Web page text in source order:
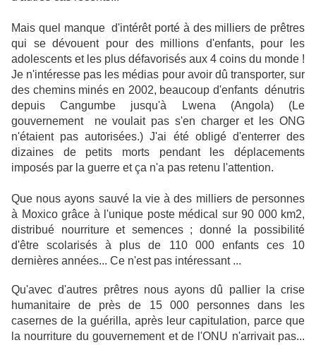
Mais quel manque d'intérêt porté à des milliers de prêtres
qui se dévouent pour des millions d'enfants, pour les
adolescents et les plus défavorisés aux 4 coins du monde !
Je n'intéresse pas les médias pour avoir dû transporter, sur
des chemins minés en 2002, beaucoup d'enfants dénutris
depuis Cangumbe jusqu'à Lwena (Angola) (Le
gouvernement ne voulait pas s'en charger et les ONG
n'étaient pas autorisées.) J'ai été obligé d'enterrer des
dizaines de petits morts pendant les déplacements
imposés par la guerre et ça n'a pas retenu l'attention.
Que nous ayons sauvé la vie à des milliers de personnes
à Moxico grâce à l'unique poste médical sur 90 000 km2,
distribué nourriture et semences ; donné la possibilité
d'être scolarisés à plus de 110 000 enfants ces 10
dernières années... Ce n'est pas intéressant ...
Qu'avec d'autres prêtres nous ayons dû pallier la crise
humanitaire de près de 15 000 personnes dans les
casernes de la guérilla, après leur capitulation, parce que
la nourriture du gouvernement et de l'ONU n'arrivait pas...